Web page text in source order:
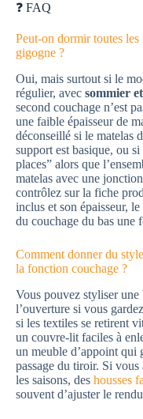
❓ FAQ
Peut-on dormir toutes
gigogne ?
Oui, mais surtout si le
régulier, avec sommier
second couchage n’est
une faible épaisseur de
déconseillé si le matelas
support est basique, ou
places” alors que
matelas avec une
contrôlez sur la fiche
inclus et son épaisseur,
du couchage du bas une
Comment donner du
la fonction couchage ?
Vous pouvez styliser une
l’ouverture si vous gardez
si les textiles se retirent
un couvre-lit faciles à
un meuble d’appoint qui
passage du tiroir. Si vous
les saisons, des housses
souvent d’ajuster le